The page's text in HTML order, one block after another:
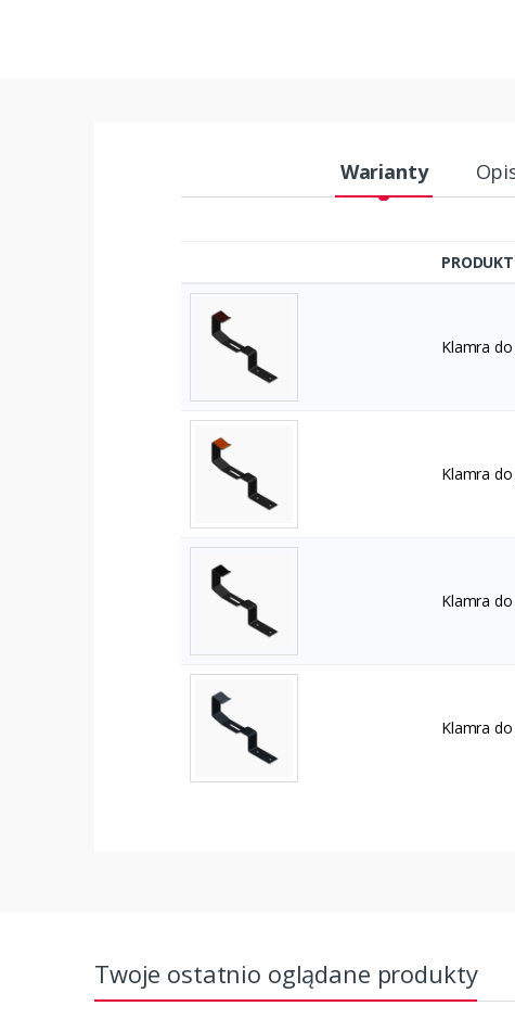
Warianty
PRODUKT
Klamra
Klamra
Klamra
Klamra
Twoje ostatnio oglądane produkty